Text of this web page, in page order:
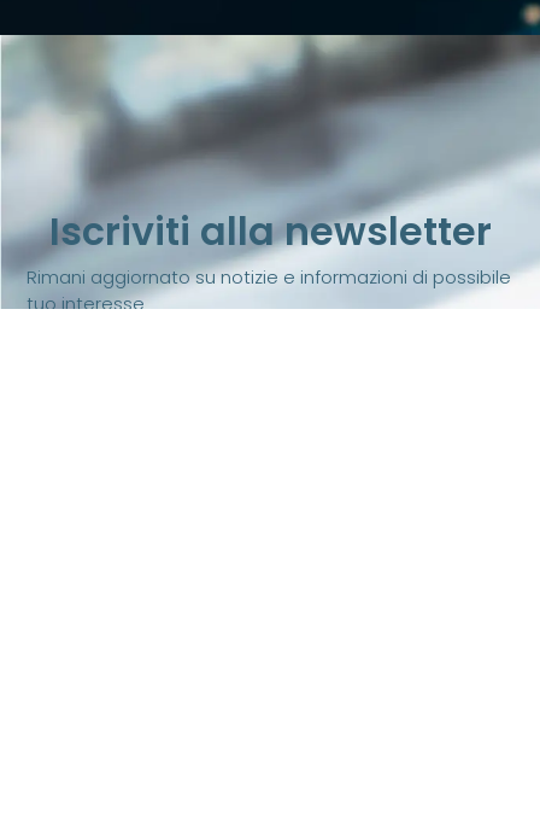
Iscriviti alla newsletter
Rimani aggiornato su notizie e informazioni di possibile
tuo interesse